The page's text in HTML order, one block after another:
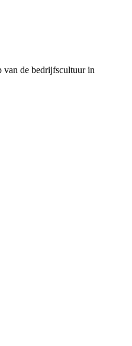
van de bedrijfscultuur in